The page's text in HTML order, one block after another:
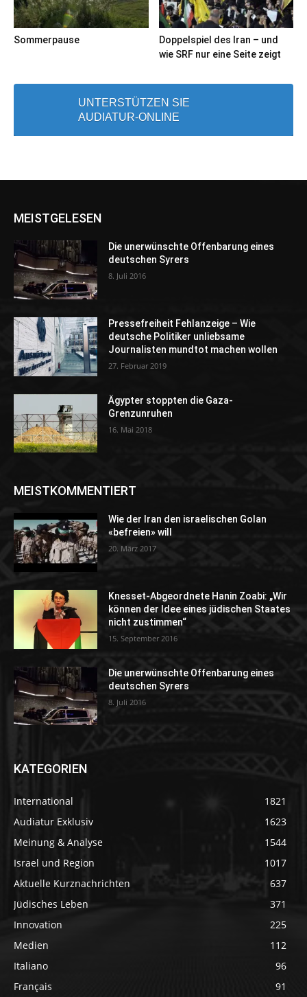
Sommerpause
Doppelspiel des Iran – und
wie SRF nur eine Seite zeigt
UNTERSTÜTZEN SIE
AUDIATUR-ONLINE
MEISTGELESEN
Die unerwünschte Offenbarung eines
deutschen Syrers
8. Juli 2016
Pressefreiheit Fehlanzeige – Wie
deutsche Politiker unliebsame
Journalisten mundtot machen wollen
27. Februar 2019
Ägypter stoppten die Gaza-
Grenzunruhen
16. Mai 2018
MEISTKOMMENTIERT
Wie der Iran den israelischen Golan
«befreien» will
20. März 2017
Knesset-Abgeordnete Hanin Zoabi: „Wir
können der Idee eines jüdischen Staates
nicht zustimmen“
15. September 2016
Die unerwünschte Offenbarung eines
deutschen Syrers
8. Juli 2016
KATEGORIEN
International
1821
Audiatur Exklusiv
1623
Meinung & Analyse
1544
Israel und Region
1017
Aktuelle Kurznachrichten
637
Jüdisches Leben
371
Innovation
225
Medien
112
Italiano
96
Français
91